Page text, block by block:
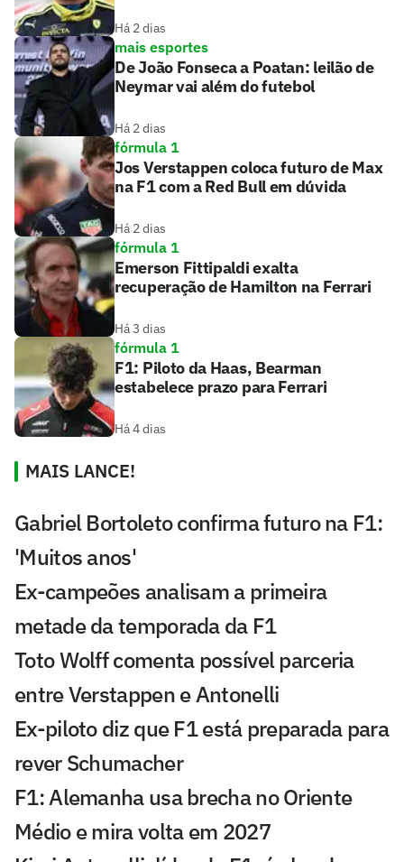
Há 2 dias
mais esportes
De João Fonseca a Poatan: leilão de
Neymar vai além do futebol
Há 2 dias
fórmula 1
Jos Verstappen coloca futuro de Max
na F1 com a Red Bull em dúvida
Há 2 dias
fórmula 1
Emerson Fittipaldi exalta
recuperação de Hamilton na Ferrari
Há 3 dias
fórmula 1
F1: Piloto da Haas, Bearman
estabelece prazo para Ferrari
Há 4 dias
MAIS LANCE!
Gabriel Bortoleto confirma futuro na F1:
'Muitos anos'
Ex-campeões analisam a primeira
metade da temporada da F1
Toto Wolff comenta possível parceria
entre Verstappen e Antonelli
Ex-piloto diz que F1 está preparada para
rever Schumacher
F1: Alemanha usa brecha no Oriente
Médio e mira volta em 2027